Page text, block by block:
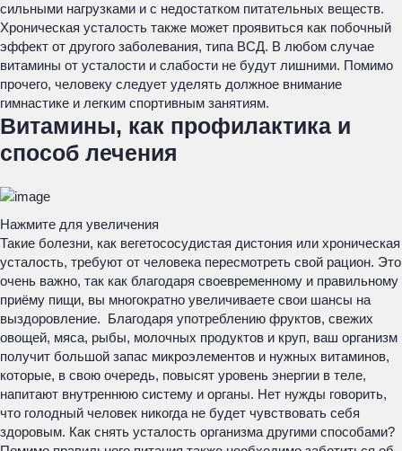
сильными нагрузками и с недостатком питательных веществ.
Хроническая усталость также может проявиться как побочный
эффект от другого заболевания, типа ВСД. В любом случае
витамины от усталости и слабости не будут лишними. Помимо
прочего, человеку следует уделять должное внимание
гимнастике и легким спортивным занятиям.
Витамины, как профилактика и
способ лечения
Нажмите для увеличения
Такие болезни, как вегетососудистая дистония или хроническая
усталость, требуют от человека пересмотреть свой рацион. Это
очень важно, так как благодаря своевременному и правильному
приёму пищи, вы многократно увеличиваете свои шансы на
выздоровление. Благодаря употреблению фруктов, свежих
овощей, мяса, рыбы, молочных продуктов и круп, ваш организм
получит большой запас микроэлементов и нужных витаминов,
которые, в свою очередь, повысят уровень энергии в теле,
напитают внутреннюю систему и органы. Нет нужды говорить,
что голодный человек никогда не будет чувствовать себя
здоровым. Как снять усталость организма другими способами?